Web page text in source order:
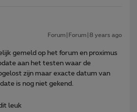
Forum|Forum|8 years ago
gemeld op het forum en proximus
aan het testen waar de
zijn maar exacte datum van
is nog niet gekend.
leuk